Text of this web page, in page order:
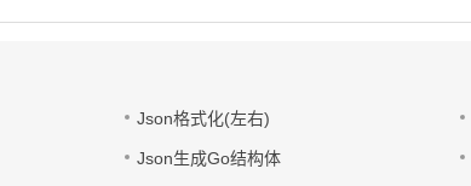
Json格式化(左右)
Json生成Go结构体